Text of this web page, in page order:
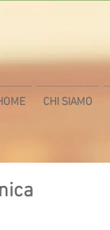
CHI SIAMO